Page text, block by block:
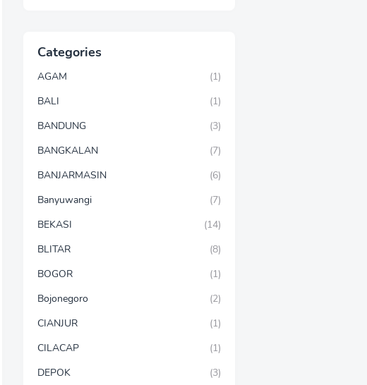
Categories
AGAM
(1)
BALI
(1)
BANDUNG
(3)
BANGKALAN
(7)
BANJARMASIN
(6)
Banyuwangi
(7)
BEKASI
(14)
BLITAR
(8)
BOGOR
(1)
Bojonegoro
(2)
CIANJUR
(1)
CILACAP
(1)
DEPOK
(3)